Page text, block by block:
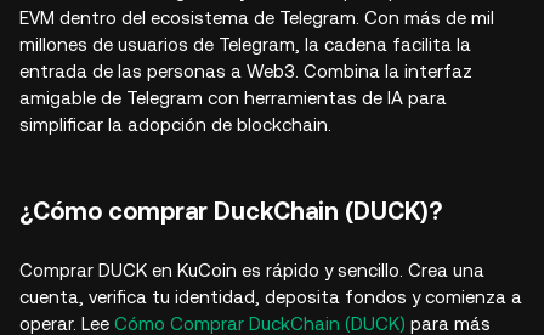
EVM dentro del ecosistema de Telegram. Con más de mil
millones de usuarios de Telegram, la cadena facilita la
entrada de las personas a Web3. Combina la interfaz
amigable de Telegram con herramientas de IA para
simplificar la adopción de blockchain.
¿Cómo comprar DuckChain (DUCK)?
Comprar DUCK en KuCoin es rápido y sencillo. Crea una
cuenta, verifica tu identidad, deposita fondos y comienza a
operar. Lee Cómo Comprar DuckChain (DUCK) para más